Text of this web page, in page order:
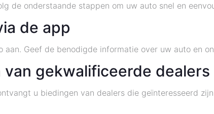
de onderstaande stappen om uw auto snel en
de app
aan. Geef de benodigde informatie over uw auto en
gekwalificeerde dealers
u biedingen van dealers die geïnteresseerd